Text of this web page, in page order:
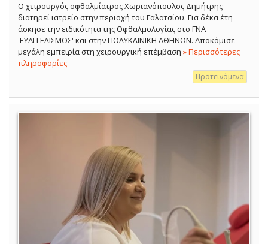
Ο χειρουργός οφθαλμίατρος Χωριανόπουλος Δημήτρης
διατηρεί ιατρείο στην περιοχή του Γαλατσίου. Για δέκα έτη
άσκησε την ειδικότητα της Οφθαλμολογίας στο ΓΝΑ
'ΕΥΑΓΓΕΛΙΣΜΟΣ' και στην ΠΟΛΥΚΛΙΝΙΚΗ ΑΘΗΝΩΝ. Αποκόμισε
μεγάλη εμπειρία στη χειρουργική επέμβαση » Περισσότερες
πληροφορίες
Προτεινόμενα